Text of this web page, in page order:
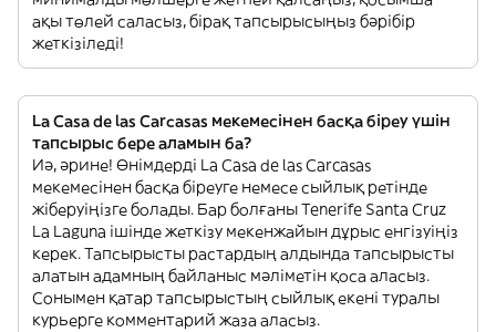
ақы төлей саласыз, бірақ тапсырысыңыз бәрібір
жеткізіледі!
La Casa de las Carcasas мекемесінен басқа біреу үшін
тапсырыс бере аламын ба?
Иә, әрине! Өнімдерді La Casa de las Carcasas
мекемесінен басқа біреуге немесе сыйлық ретінде
жіберуіңізге болады. Бар болғаны Tenerife Santa Cruz
La Laguna ішінде жеткізу мекенжайын дұрыс енгізуіңіз
керек. Тапсырысты растардың алдында тапсырысты
алатын адамның байланыс мәліметін қоса аласыз.
Сонымен қатар тапсырыстың сыйлық екені туралы
курьерге комментарий жаза аласыз.